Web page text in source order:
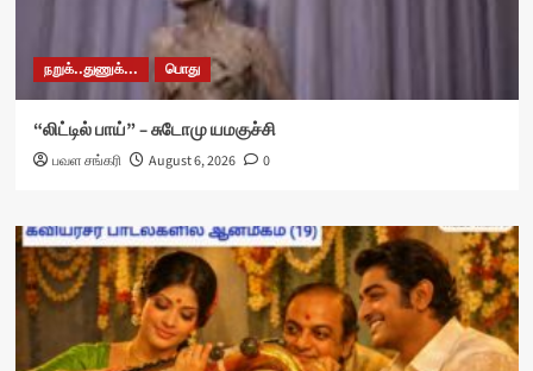
நறுக்..துணுக்... பொது
“லிட்டில் பாய்” – சுடோமு யமகுச்சி
பவள சங்கரி August 6, 2026 0